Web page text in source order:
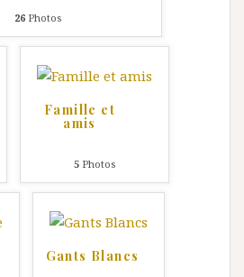
26 Photos
Famille et
amis
5 Photos
Gants Blancs